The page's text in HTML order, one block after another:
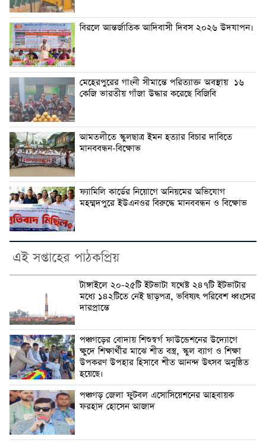
বিরলে আন্তর্জাতিক আদিবাসী দিবস ২০২৬ উদযাপন।
মেহেরপুরের গাংনী সীমান্তে পরিত্যাক্ত অবস্থায় ১৬
কেজি ভারতীয় গাঁজা উদ্ধার করেছে বিজিবি
আমতলীতে স্কুলছাত্র ইমন হত্যার বিচার দাবিতে
মানববন্ধন-বিক্ষোভ
ফ্যামিলি কার্ডের নিয়োগে অনিয়মের অভিযোগ
মহম্মদপুরে ইউএনওর বিরুদ্ধে মানববন্ধন ও বিক্ষোভ
এই সপ্তাহের পাঠকপ্রিয়
টাঙ্গাইলে ২০-২৫টি ইটভাটা যথেষ্ট ২৪৭টি ইটভাটার
মধ্যে ১৪২টিতে নেই ছাড়পত্র, ভবিষ্যৎ পরিবেশ ধ্বংসের
দারপ্রান্তে
পঞ্চগড়ের বোদায় শিশুস্বর্গ ফাউন্ডেশনের উদ্যোগে
ক্ষুদে শিক্ষার্থীর মাঝে শীত বস্ত্র, স্কুল ব্যাগ ও শিক্ষা
উপকরণ উপহার হিসাবে শীত আনন্দ উৎসব অনুষ্ঠিত
হয়েছে।
পঞ্চগড় জেলা ফুটবল এসোসিয়েশনের আহবায়ক
ফরহাদ হোসেন আজাদ